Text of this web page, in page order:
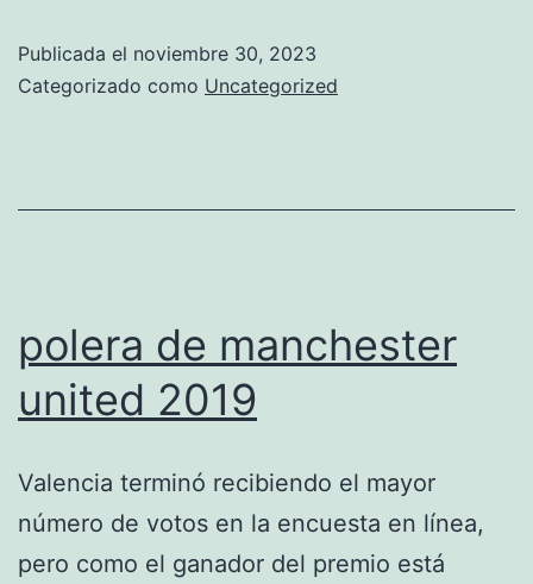
Publicada el noviembre 30, 2023
Categorizado como Uncategorized
polera de manchester
united 2019
Valencia terminó recibiendo el mayor
número de votos en la encuesta en línea,
pero como el ganador del premio está